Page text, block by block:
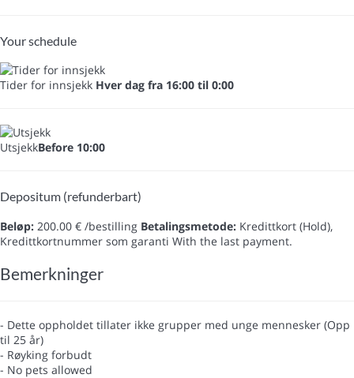
Your schedule
Tider for innsjekk Hver dag fra 16:00 til 0:00
UtsjekkBefore 10:00
Depositum (refunderbart)
Beløp: 200.00 € /bestilling Betalingsmetode: Kredittkort (Hold),
Kredittkortnummer som garanti With the last payment.
Bemerkninger
- Dette oppholdet tillater ikke grupper med unge mennesker (Opp
til 25 år)
- Røyking forbudt
- No pets allowed